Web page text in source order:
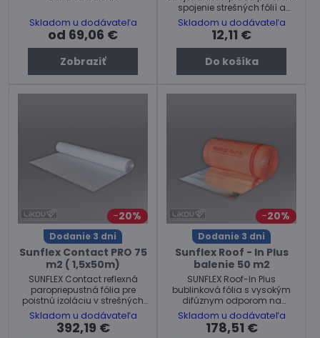
Skladom u dodávateľa
od 69,06 €
Zobraziť
spojenie strešných fólií a
membrán.
Skladom u dodávateľa
12,11 €
Do košíka
20%
Dodanie 3 dni
Sunflex Contact PRO 75
m2 ( 1,5x50m)
SUNFLEX Contact reflexná
paropriepustná fólia pre
poistnú izoláciu v strešných
konštrukciách. Cena za
balenie.
Skladom u dodávateľa
392,19 €
20%
Dodanie 3 dni
Sunflex Roof - In Plus
balenie 50 m2
SUNFLEX Roof-In Plus
bublinková fólia s vysokým
difúznym odporom na
použitie ako
parotesnámembrána na
ochranu tepelnej izolácie
Skladom u dodávateľa
178,51 €